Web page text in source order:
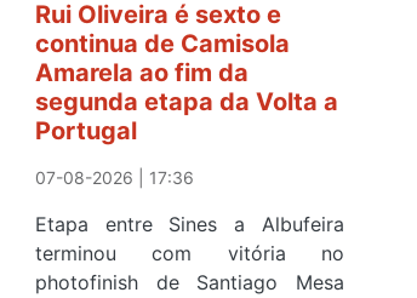
Rui Oliveira é sexto e
continua de Camisola
Amarela ao fim da
segunda etapa da Volta a
Portugal
07-08-2026 | 17:36
Etapa entre Sines a Albufeira
terminou com vitória no
photofinish de Santiago Mesa